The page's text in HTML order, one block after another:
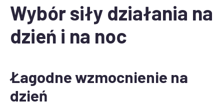
Wybór siły działania na
dzień i na noc
Łagodne wzmocnienie na
dzień